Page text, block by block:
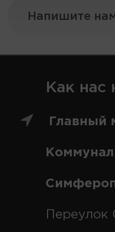
Напишите
Как нас
Главный
Переулок